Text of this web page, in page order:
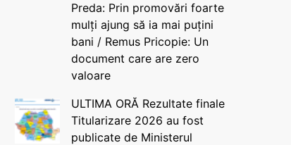
Preda: Prin promovări foarte
mulți ajung să ia mai puțini
bani / Remus Pricopie: Un
document care are zero
valoare
ULTIMA ORĂ Rezultate finale
Titularizare 2026 au fost
publicate de Ministerul